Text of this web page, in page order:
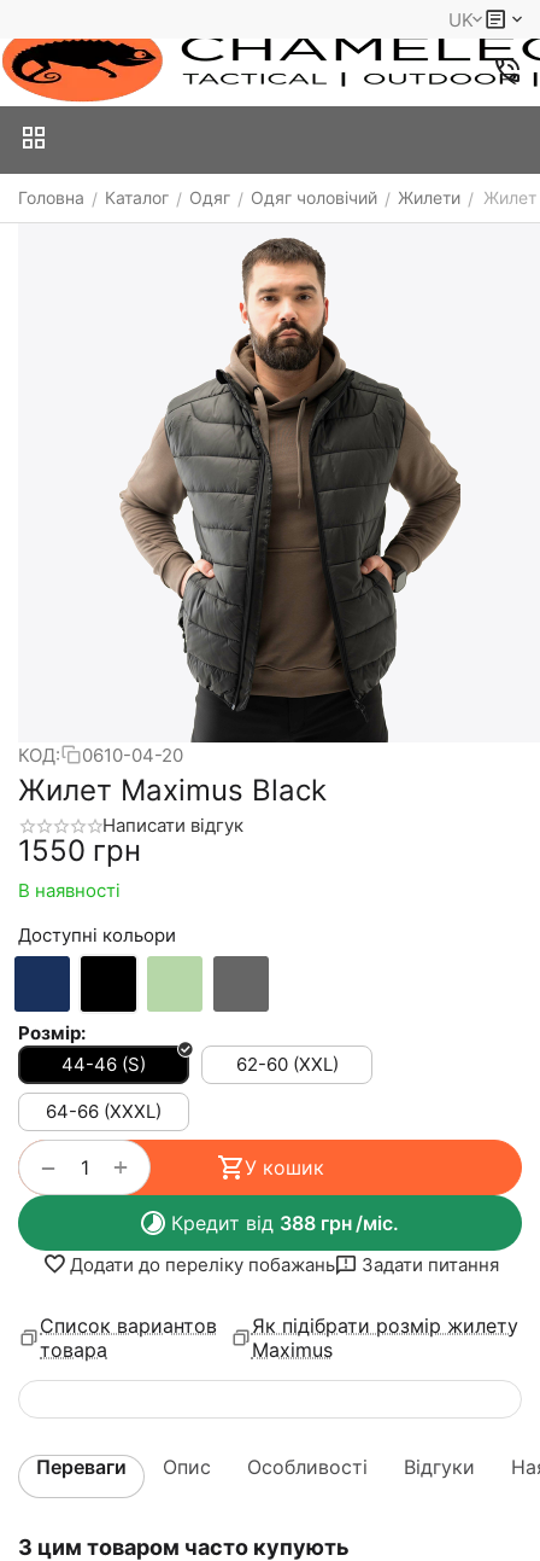
UK
Головна / Каталог / Одяг / Одяг чоловічий / Жилети / Жилет
КОД: 0610-04-20
Жилет Maximus Black
Написати відгук
‍1550‍ грн
В наявності
Доступні кольори
Розмір:
44-46 (S)
62-60 (XXL)
64-66 (XXXL)
+
− У кошик
Кредит від 388 грн/міс.
Додати до переліку побажань Задати питання
Список вариантов
товара
Як підібрати розмір жилету
Maximus
Переваги Опис Особливості Відгуки
З цим товаром часто купують